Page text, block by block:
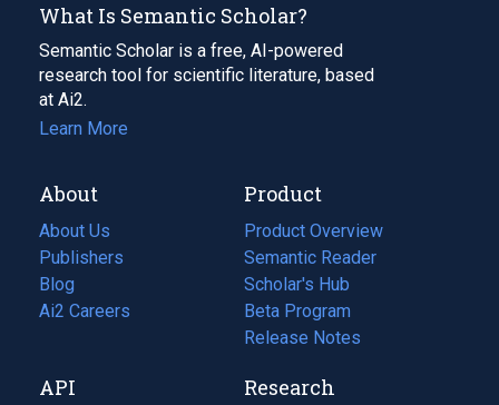
What Is Semantic Scholar?
Semantic Scholar is a free, AI-powered
research tool for scientific literature, based
at Ai2.
Learn More
About
About Us
Publishers
Blog
(opens
in
tab)
Ai2 Careers
(opens
new
Product
Product Overview
Semantic Reader
Scholar's Hub
Beta Program
Release Notes
API Research